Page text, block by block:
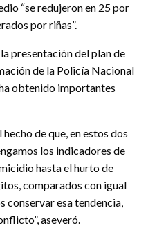
“se redujeron en 25 por
por riñas”.
presentación del plan de
de la Policía Nacional
obtenido importantes
de que, en estos dos
los indicadores de
hasta el hurto de
comparados con igual
conservar esa tendencia,
aseveró.